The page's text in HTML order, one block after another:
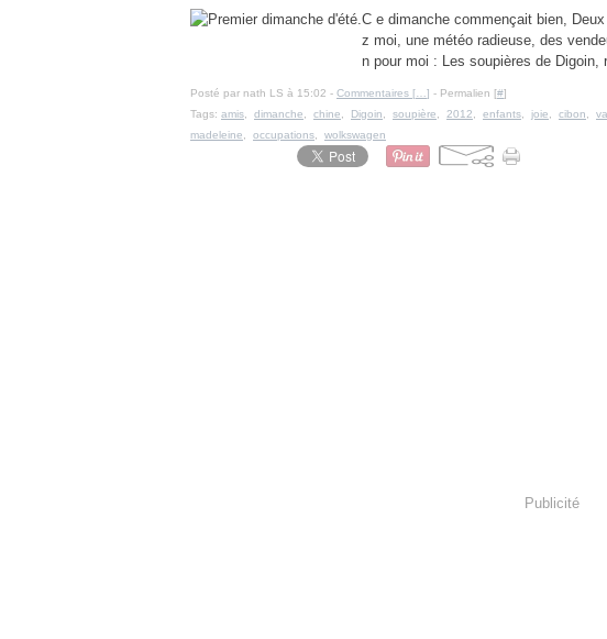
C e dimanche commençait bien,
z moi, une météo radieuse, des
n pour moi : Les soupières de
Posté par nath LS à 15:02 - Commentaires [ ] - Permalien [#]
Tags: amis dimanche chine Digoin soupière 2012 enfants joie cibon
madeleine
occupations wolkswagen
Publicité